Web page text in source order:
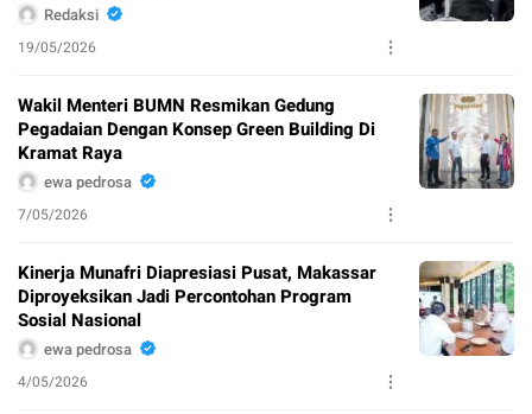
Redaksi
19/05/2026
Wakil Menteri BUMN Resmikan Gedung
Pegadaian Dengan Konsep Green Building Di
Kramat Raya
ewa pedrosa
7/05/2026
Kinerja Munafri Diapresiasi Pusat, Makassar
Diproyeksikan Jadi Percontohan Program
Sosial Nasional
ewa pedrosa
4/05/2026